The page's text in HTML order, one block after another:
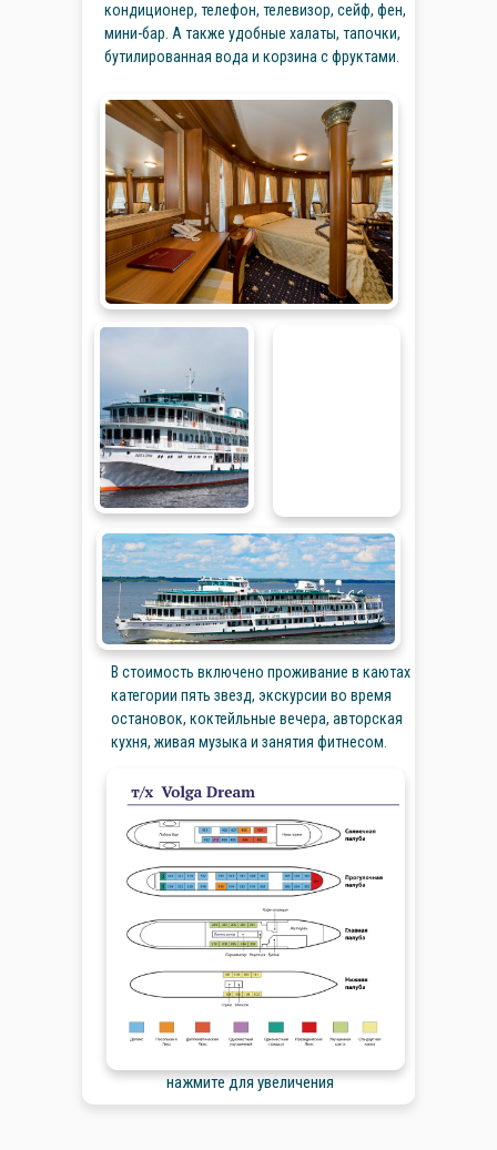
кондиционер, телефон, телевизор, сейф, фен,
мини-бар. А также удобные халаты, тапочки,
бутилированная вода и корзина с фруктами.
В стоимость включено проживание в каютах
категории пять звезд, экскурсии во время
остановок, коктейльные вечера, авторская
кухня, живая музыка и занятия фитнесом.
нажмите для увеличения